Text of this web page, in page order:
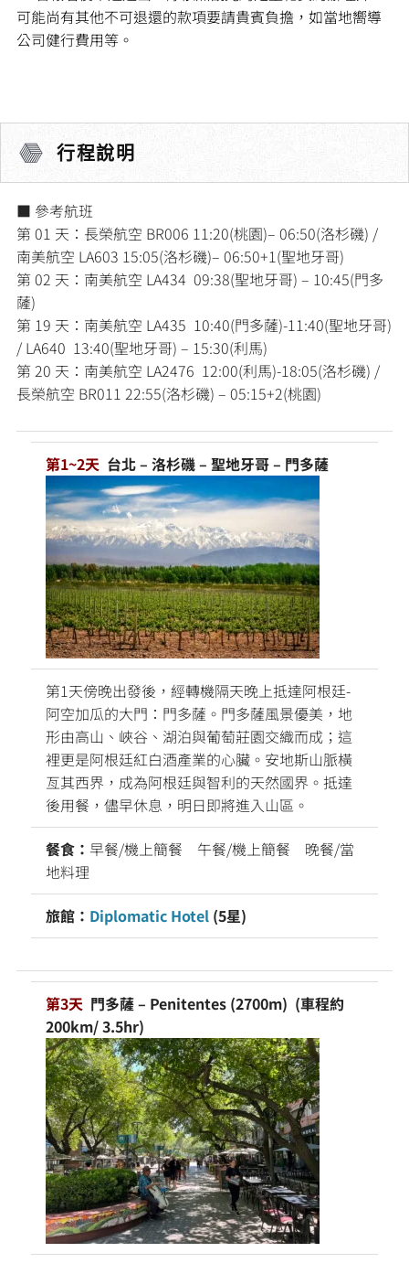
可能尚有其他不可退還的款項要請貴賓負擔，如當地嚮導
公司健行費用等。
行程說明
■ 參考航班
第 01 天：長榮航空 BR006 11:20(桃園)– 06:50(洛杉磯) /
南美航空 LA603 15:05(洛杉磯)– 06:50+1(聖地牙哥)
第 02 天：南美航空 LA434 09:38(聖地牙哥) – 10:45(門多
薩)
第 19 天：南美航空 LA435 10:40(門多薩)-11:40(聖地牙哥)
/ LA640 13:40(聖地牙哥) – 15:30(利馬)
第 20 天：南美航空 LA2476 12:00(利馬)-18:05(洛杉磯) /
長榮航空 BR011 22:55(洛杉磯) – 05:15+2(桃園)
第1~2天 台北 – 洛杉磯 – 聖地牙哥 – 門多薩
第1天傍晚出發後，經轉機隔天晚上抵達阿根廷-
阿空加瓜的大門：門多薩。門多薩風景優美，地
形由高山、峽谷、湖泊與葡萄莊園交織而成；這
裡更是阿根廷紅白酒產業的心臟。安地斯山脈橫
亙其西界，成為阿根廷與智利的天然國界。抵達
後用餐，儘早休息，明日即將進入山區。
餐食： 早餐/機上簡餐 午餐/機上簡餐 晚餐/當
地料理
旅館： Diplomatic Hotel (5星)
第3天 門多薩 – Penitentes (2700m) (車程約
200km/ 3.5hr)